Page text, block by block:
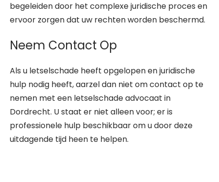
begeleiden door het complexe juridische proces en
ervoor zorgen dat uw rechten worden beschermd.
Neem Contact Op
Als u letselschade heeft opgelopen en juridische
hulp nodig heeft, aarzel dan niet om contact op te
nemen met een letselschade advocaat in
Dordrecht. U staat er niet alleen voor; er is
professionele hulp beschikbaar om u door deze
uitdagende tijd heen te helpen.